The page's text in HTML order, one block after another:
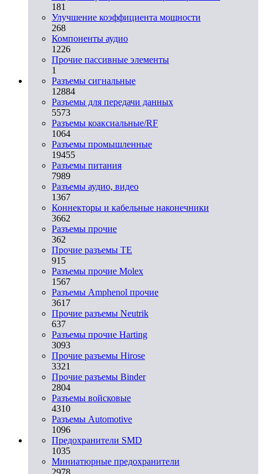
181
Улучшение коэффициента мощности
268
Компоненты аудио
1226
Прочие пассивные элементы
1
Разъeмы сигнальные
12884
Разъeмы для передачи данных
5573
Разъeмы коаксиальные/RF
1064
Разъeмы промышленные
19455
Разъeмы питания
7989
Разъeмы аудио, видео
1367
Коннекторы и кабельные наконечники
3662
Разъeмы прочие
362
Прочие разъемы TE
915
Разъемы прочие Molex
1567
Разъемы Amphenol прочие
3617
Прочие разъемы Neutrik
637
Разъемы прочие Harting
3093
Прочие разъемы Hirose
3321
Прочие разъемы Binder
2804
Разъемы войсковые
4310
Разъeмы Automotive
1096
Предохранители SMD
1035
Миниатюрные предохранители
2978